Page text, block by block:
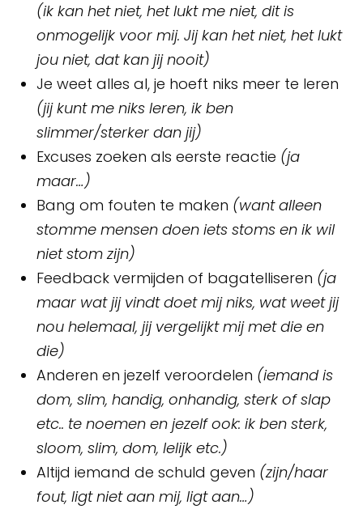
(ik kan het niet, het lukt me niet, dit is
onmogelijk voor mij. Jij kan het niet, het lukt
jou niet, dat kan jij nooit)
Je weet alles al, je hoeft niks meer te leren
(jij kunt me niks leren, ik ben
slimmer/sterker dan jij)
Excuses zoeken als eerste reactie (ja
maar…)
Bang om fouten te maken (want alleen
stomme mensen doen iets stoms en ik wil
niet stom zijn)
Feedback vermijden of bagatelliseren (ja
maar wat jij vindt doet mij niks, wat weet jij
nou helemaal, jij vergelijkt mij met die en
die)
Anderen en jezelf veroordelen (iemand is
dom, slim, handig, onhandig, sterk of slap
etc.. te noemen en jezelf ook: ik ben sterk,
sloom, slim, dom, lelijk etc.)
Altijd iemand de schuld geven (zijn/haar
fout, ligt niet aan mij, ligt aan…)